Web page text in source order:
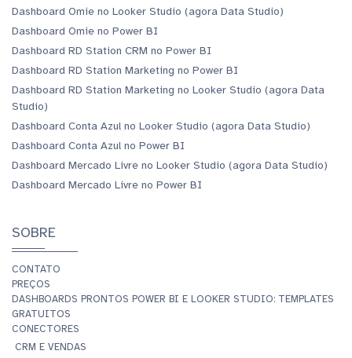
Dashboard Omie no Looker Studio (agora Data Studio)
Dashboard Omie no Power BI
Dashboard RD Station CRM no Power BI
Dashboard RD Station Marketing no Power BI
Dashboard RD Station Marketing no Looker Studio (agora Data
Studio)
Dashboard Conta Azul no Looker Studio (agora Data Studio)
Dashboard Conta Azul no Power BI
Dashboard Mercado Livre no Looker Studio (agora Data Studio)
Dashboard Mercado Livre no Power BI
SOBRE
CONTATO
PREÇOS
DASHBOARDS PRONTOS POWER BI E LOOKER STUDIO: TEMPLATES
GRATUITOS
CONECTORES
CRM E VENDAS